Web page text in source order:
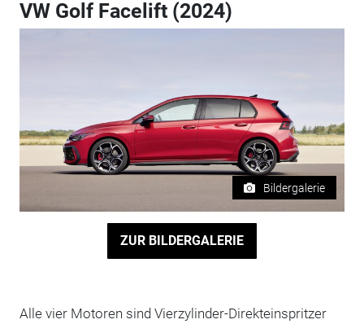
VW Golf Facelift (2024)
Bildergalerie
ZUR BILDERGALERIE
Alle vier Motoren sind Vierzylinder-Direkteinspritzer